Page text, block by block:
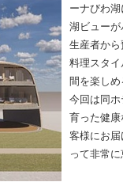
ーナびわ
湖ビューが
生産者か
料理スタ
間を楽しめ
今回は同
育った健
客様にお
って非常